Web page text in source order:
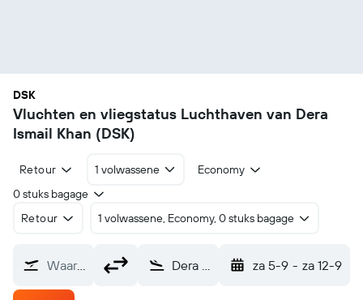
DSK
Vluchten en vliegstatus Luchthaven van Dera
Ismail Khan (DSK)
Retour 1 volwassene
Economy
0 stuks bagage
Retour
1 volwassene, Economy, 0 stuks bagage
Waarvandaan? Dera Ismail Khan (DSK) za 5-9 - za 12-9